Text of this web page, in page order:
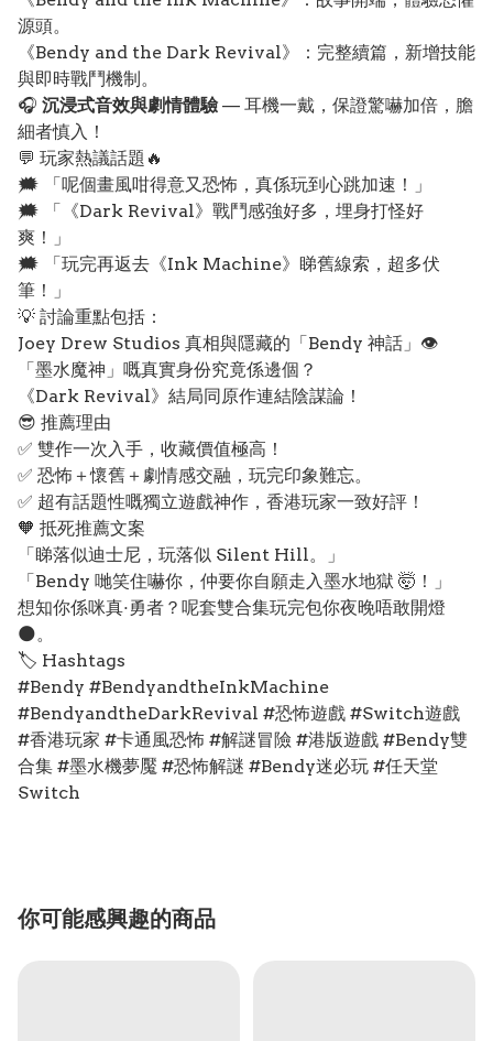
源頭。
《Bendy and the Dark Revival》：完整續篇，新增技能
與即時戰鬥機制。
🎧 沉浸式音效與劇情體驗 — 耳機一戴，保證驚嚇加倍，膽
細者慎入！
💬 玩家熱議話題🔥
🗯️ 「呢個畫風咁得意又恐怖，真係玩到心跳加速！」
🗯️ 「《Dark Revival》戰鬥感強好多，埋身打怪好
爽！」
🗯️ 「玩完再返去《Ink Machine》睇舊線索，超多伏
筆！」
💡 討論重點包括：
Joey Drew Studios 真相與隱藏的「Bendy 神話」👁️
「墨水魔神」嘅真實身份究竟係邊個？
《Dark Revival》結局同原作連結陰謀論！
😎 推薦理由
✅ 雙作一次入手，收藏價值極高！
✅ 恐怖＋懷舊＋劇情感交融，玩完印象難忘。
✅ 超有話題性嘅獨立遊戲神作，香港玩家一致好評！
🧡 抵死推薦文案
「睇落似迪士尼，玩落似 Silent Hill。」
「Bendy 哋笑住嚇你，仲要你自願走入墨水地獄 🤯！」
想知你係咪真·勇者？呢套雙合集玩完包你夜晚唔敢開燈
🌑。
🏷️ Hashtags
#Bendy #BendyandtheInkMachine
#BendyandtheDarkRevival #恐怖遊戲 #Switch遊戲
#香港玩家 #卡通風恐怖 #解謎冒險 #港版遊戲 #Bendy雙
合集 #墨水機夢魘 #恐怖解謎 #Bendy迷必玩 #任天堂
Switch
你可能感興趣的商品